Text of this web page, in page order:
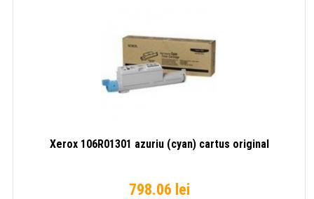
Xerox 106R01301 azuriu (cyan) cartus original
798.06 lei